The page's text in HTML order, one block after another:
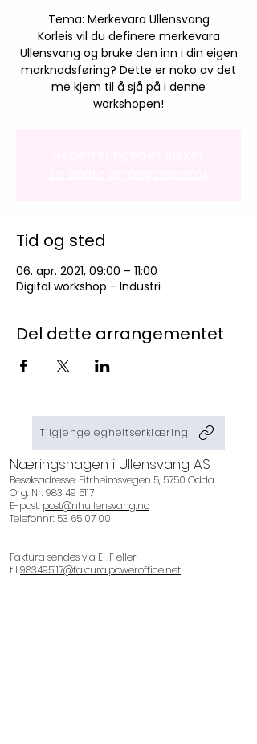
Tema: Merkevara Ullensvang
Korleis vil du definere merkevara
Ullensvang og bruke den inn i din eigen
marknadsføring? Dette er noko av det
me kjem til å sjå på i denne
workshopen!
Tid og sted
06. apr. 2021, 09:00 – 11:00
Digital workshop - Industri
Del dette arrangementet
Tilgjengelegheitserklæring
Næringshagen i Ullensvang AS
Besøksadresse: Eitrheimsvegen 5, 5750 Odda
Org. Nr:983 49 5117
E-post: post@nhullensvang.no
​Telefonnr: 53 65 07 00
Faktura sendes via EHF eller
til 983495117@faktura.poweroffice.net